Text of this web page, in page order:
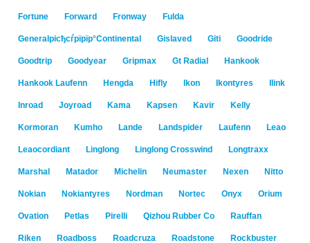
Fortune Forward Fronway Fulda
Generalрісђсѓрїрїр°Continental Gislaved Giti Goodride
Goodtrip Goodyear Gripmax Gt Radial Hankook
Hankook Laufenn Hengda Hifly Ikon Ikontyres Ilink
Inroad Joyroad Kama Kapsen Kavir Kelly
Kormoran Kumho Lande Landspider Laufenn Leao
Leaocordiant Linglong Linglong Crosswind Longtraxx
Marshal Matador Michelin Neumaster Nexen Nitto
Nokian Nokiantyres Nordman Nortec Onyx Orium
Ovation Petlas Pirelli Qizhou Rubber Co Rauffan
Riken Roadboss Roadcruza Roadstone Rockbuster